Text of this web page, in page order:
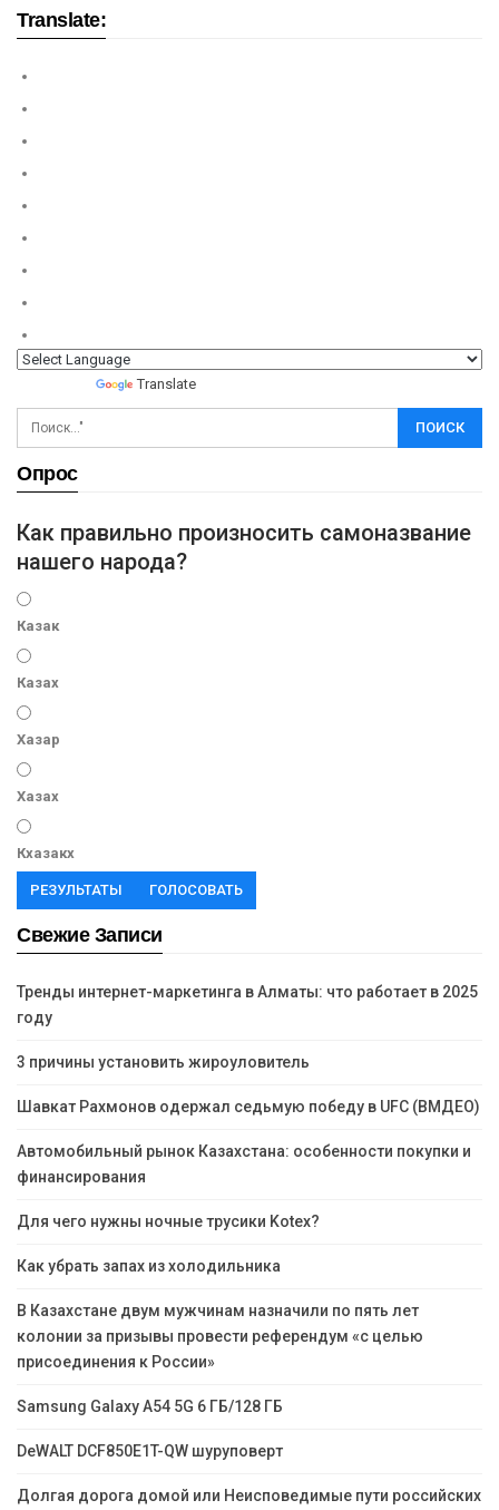
Translate:
Translate
Опрос
Как правильно произносить самоназвание
нашего народа?
Казак
Казах
Хазар
Хазах
Кхазакх
РЕЗУЛЬТАТЫ ГОЛОСОВАТЬ
Свежие Записи
Тренды интернет-маркетинга в Алматы: что работает в 2025
году
3 причины установить жироуловитель
Шавкат Рахмонов одержал седьмую победу в UFC (ВМДЕО)
Автомобильный рынок Казахстана: особенности покупки и
финансирования
Для чего нужны ночные трусики Kotex?
Как убрать запах из холодильника
В Казахстане двум мужчинам назначили по пять лет
колонии за призывы провести референдум «с целью
присоединения к России»
Samsung Galaxy A54 5G 6 ГБ/128 ГБ
DeWALT DCF850E1T-QW шуруповерт
Долгая дорога домой или Неисповедимые пути российских